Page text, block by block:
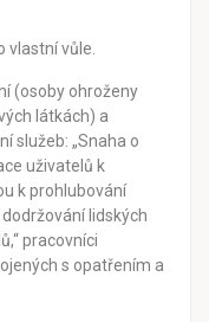
vlastní vůle.
(osoby ohroženy
látkách) a
služeb: „Snaha o
uživatelů k
k prohlubování
lidských
pracovníci
s opatřením a